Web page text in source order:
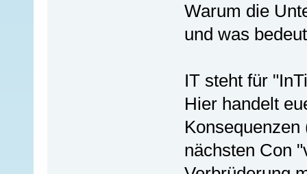
Warum die
und was
IT steht für
Hier handelt
nächsten Con